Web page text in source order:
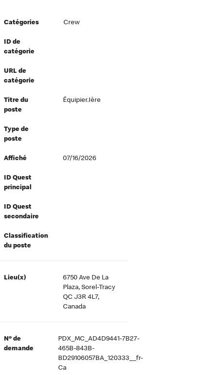
équité et inclusion
au travail
Catégories Crew
ID de
catégorie
URL de
catégorie
Titre du
poste
Équipier.ière
Type de
poste
Affiché 07/16/2026
ID Quest
principal
ID Quest
secondaire
Classification
du poste
Lieu(x)
6750 Ave De La
Plaza, Sorel-Tracy
QC J3R 4L7,
Canada
Nº de
demande
PDX_MC_AD4D9441-7B27-
465B-843B-
BD29106057BA_120333__fr-
Ca